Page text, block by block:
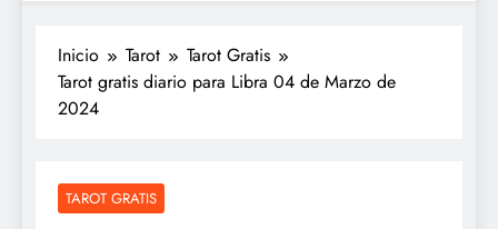
Inicio Tarot
Tarot Gratis
Tarot gratis diario para Libra 04 de Marzo de
2024
TAROT GRATIS